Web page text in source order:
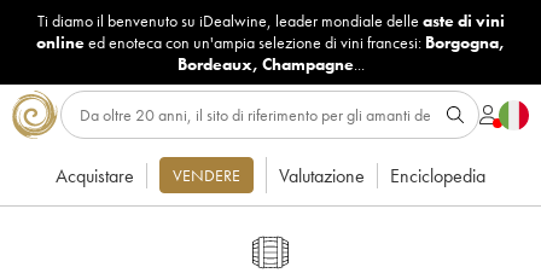
Ti diamo il benvenuto su iDealwine, leader mondiale delle aste di vini
onlineed enoteca con un'ampia selezione di vini francesi: Borgogna,
Bordeaux, Champagne...
Acquistare VENDERE Valutazione Enciclopedia